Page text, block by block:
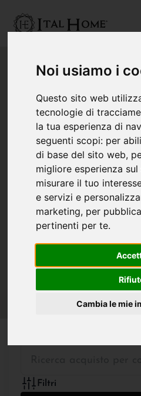
Noi usiamo i
Questo sito web
tecnologie di
la tua esperienza di
seguenti scopi: per
di base del sito web,
migliore esperienza
misurare il tuo
e servizi e
marketing, per
pertinenti per te.
Cambia le mie
Filtri